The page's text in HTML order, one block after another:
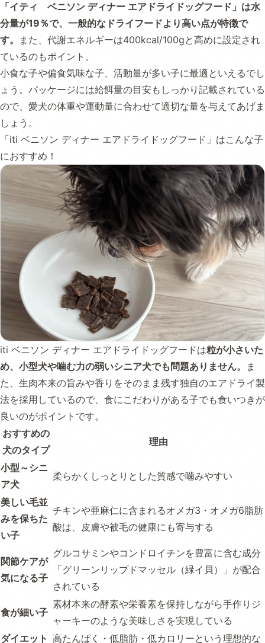
「イティ ベニソン ディナー エアドライドッグフード」は水
分量が19％で、一般的なドライフードより高い点が特徴で
す。
また、代謝エネルギーは400kcal/100gと高めに設定され
ているのもポイント。
小食な子や偏食気味な子、活動量が多い子に最適といえるでし
ょう。パッケージには給餌量の目安もしっかり記載されている
ので、愛犬の体重や運動量に合わせて適切な量を与えてあげま
しょう。
「iti ベニソン ディナー エアドライドッグフード」はこんな子
におすすめ！
iti ベニソン ディナー エアドライドッグフードは粒が小さいた
め、小型犬や噛む力の弱いシニア犬でも問題ありません。
ま
た、生肉本来の旨みや香りをそのまま残す独自のエアドライ製
法を採用しているので、食にこだわりがある子でも食いつきが
良いのがポイントです。
おすすめの
犬のタイプ
理由
小型～シニ
ア犬
柔らかくしっとりとした質感で噛みやすい
美しい毛並
みを保ちた
い子
チキンや亜麻仁に含まれるオメガ3・オメガ6脂肪
酸は、皮膚や被毛の健康にも寄与する
関節ケアが
気になる子
グルコサミンやコンドロイチンを豊富に含む成分
「グリーンリップドマッセル（緑イ貝）」が配合
されている
食が細い子
素材本来の酵素や栄養素を保持しながら手作りジ
ャーキーのような美味しさを実現している
ダイエット 高たんぱく・低脂肪・低カロリーという理想的な